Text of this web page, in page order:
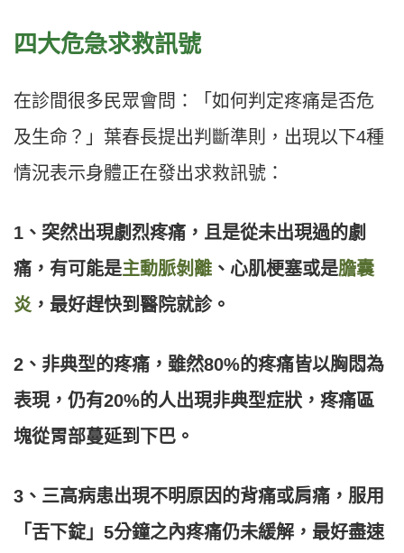
四大危急求救訊號
在診間很多民眾會問：「如何判定疼痛是否危
及生命？」葉春長提出判斷準則，出現以下4種
情況表示身體正在發出求救訊號：
1、突然出現劇烈疼痛，且是從未出現過的劇
痛，有可能是主動脈剝離 、心肌梗塞或是膽囊
炎 ，最好趕快到醫院就診。
2、非典型的疼痛，雖然80%的疼痛皆以胸悶為
表現，仍有20%的人出現非典型症狀，疼痛區
塊從胃部蔓延到下巴。
3、三高病患出現不明原因的背痛或肩痛，服用
「舌下錠」5分鐘之內疼痛仍未緩解，最好盡速